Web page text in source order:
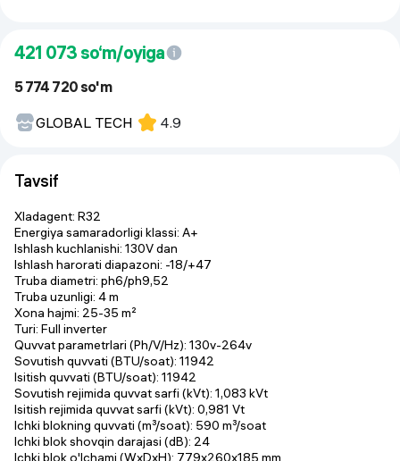
421 073 so‘m/oyiga
5 774 720 so'm
GLOBAL TECH
4.9
Tavsif
Xladagent: R32
Energiya samaradorligi klassi: A+
Ishlash kuchlanishi: 130V dan
Ishlash harorati diapazoni: -18/+47
Truba diametri: ph6/ph9,52
Truba uzunligi: 4 m
Xona hajmi: 25-35 m²
Turi: Full inverter
Quvvat parametrlari (Ph/V/Hz): 130v-264v
Sovutish quvvati (BTU/soat): 11942
Isitish quvvati (BTU/soat): 11942
Sovutish rejimida quvvat sarfi (kVt): 1,083 kVt
Isitish rejimida quvvat sarfi (kVt): 0,981 Vt
Ichki blokning quvvati (m³/soat): 590 m³/soat
Ichki blok shovqin darajasi (dB): 24
Ichki blok o'lchami (WxDxH): 779x260x185 mm